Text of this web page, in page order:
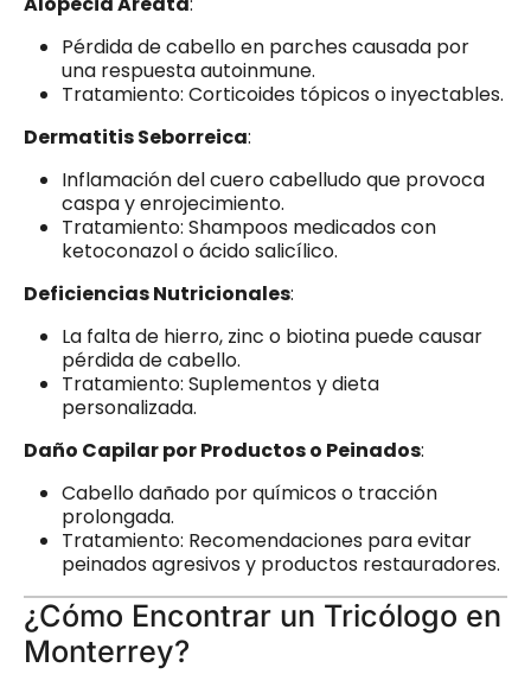
Pérdida de cabello en parches causada por
una respuesta autoinmune.
Tratamiento: Corticoides tópicos o inyectables.
Dermatitis Seborreica:
Inflamación del cuero cabelludo que provoca
caspa y enrojecimiento.
Tratamiento: Shampoos medicados con
ketoconazol o ácido salicílico.
Deficiencias Nutricionales:
La falta de hierro, zinc o biotina puede causar
pérdida de cabello.
Tratamiento: Suplementos y dieta
personalizada.
Daño Capilar por Productos o Peinados:
Cabello dañado por químicos o tracción
prolongada.
Tratamiento: Recomendaciones para evitar
peinados agresivos y productos restauradores.
¿Cómo Encontrar un Tricólogo en
Monterrey?